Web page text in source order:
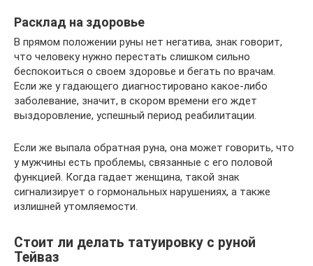
Расклад на здоровье
В прямом положении руны нет негатива, знак говорит,
что человеку нужно перестать слишком сильно
беспокоиться о своем здоровье и бегать по врачам.
Если же у гадающего диагностировано какое-либо
заболевание, значит, в скором времени его ждет
выздоровление, успешный период реабилитации.
Если же выпала обратная руна, она может говорить, что
у мужчины есть проблемы, связанные с его половой
функцией. Когда гадает женщина, такой знак
сигнализирует о гормональных нарушениях, а также
излишней утомляемости.
Стоит ли делать татуировку с руной
Тейваз